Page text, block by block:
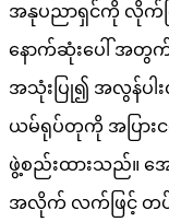
အနုပညာရှင်ကို လိုက်
နောက်ဆုံးပေါ် အတွ
အသုံးပြု၍ အလွန်ပါ
ယမ်ရုပ်တုကို အပြားင
ဖွဲ့စည်းထားသည်။ အေ
အလိုက် လက်ဖြင့် တ